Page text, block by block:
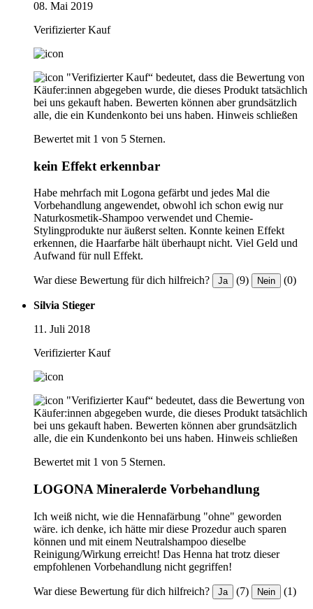
08. Mai 2019
Verifizierter Kauf
"Verifizierter Kauf“ bedeutet, dass die Bewertung von
Käufer:innen abgegeben wurde, die dieses Produkt tatsächlich
bei uns gekauft haben. Bewerten können aber grundsätzlich
alle, die ein Kundenkonto bei uns haben. Hinweis schließen
Bewertet mit 1 von 5 Sternen.
kein Effekt erkennbar
Habe mehrfach mit Logona gefärbt und jedes Mal die
Vorbehandlung angewendet, obwohl ich schon ewig nur
Naturkosmetik-Shampoo verwendet und Chemie-
Stylingprodukte nur äußerst selten. Konnte keinen Effekt
erkennen, die Haarfarbe hält überhaupt nicht. Viel Geld und
Aufwand für null Effekt.
War diese Bewertung für dich hilfreich? Ja (9) Nein (0)
Silvia Stieger
11. Juli 2018
Verifizierter Kauf
"Verifizierter Kauf“ bedeutet, dass die Bewertung von
Käufer:innen abgegeben wurde, die dieses Produkt tatsächlich
bei uns gekauft haben. Bewerten können aber grundsätzlich
alle, die ein Kundenkonto bei uns haben. Hinweis schließen
Bewertet mit 1 von 5 Sternen.
LOGONA Mineralerde Vorbehandlung
Ich weiß nicht, wie die Hennafärbung "ohne" geworden
wäre. ich denke, ich hätte mir diese Prozedur auch sparen
können und mit einem Neutralshampoo dieselbe
Reinigung/Wirkung erreicht! Das Henna hat trotz dieser
empfohlenen Vorbehandlung nicht gegriffen!
War diese Bewertung für dich hilfreich? Ja (7) Nein (1)